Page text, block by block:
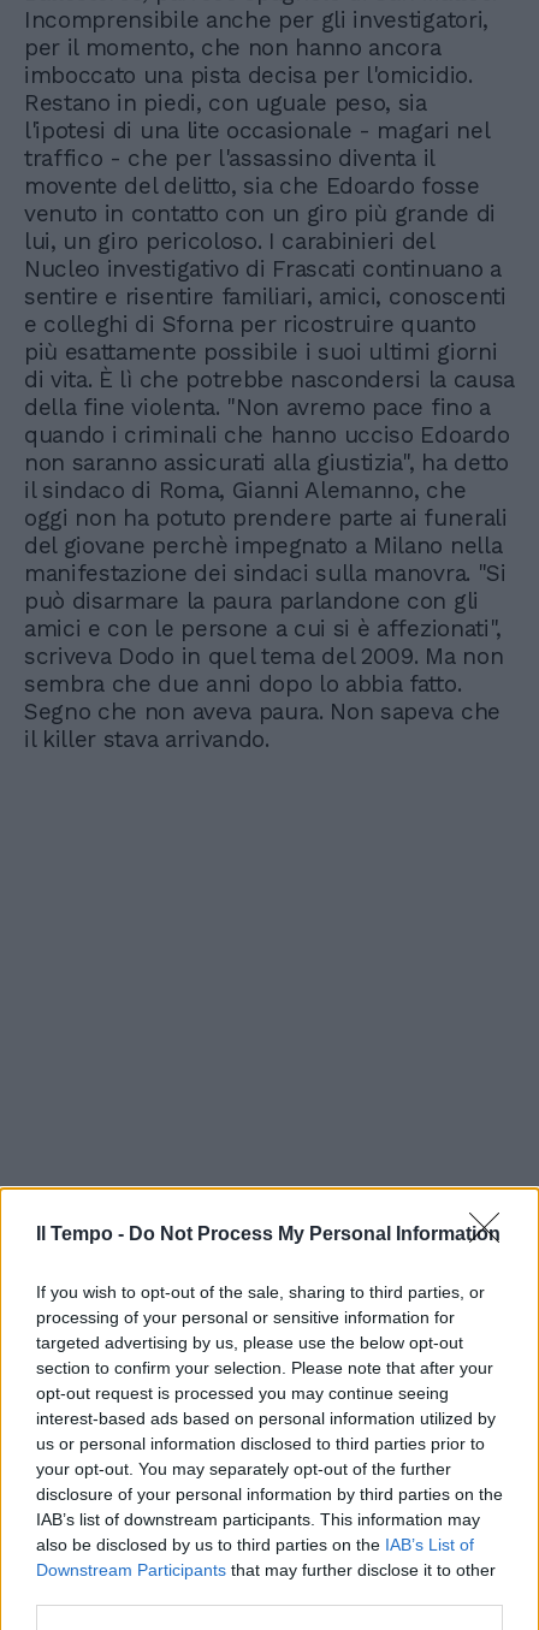
Il Tempo - Do Not Process My Personal Information
If you wish to opt-out of the sale, sharing to third parties, or
processing of your personal or sensitive information for
targeted advertising by us, please use the below opt-out
section to confirm your selection. Please note that after your
opt-out request is processed you may continue seeing
interest-based ads based on personal information utilized by
us or personal information disclosed to third parties prior to
your opt-out. You may separately opt-out of the further
disclosure of your personal information by third parties on the
IAB’s list of downstream participants. This information may
also be disclosed by us to third parties on the IAB’s List of
Downstream Participants that may further disclose it to other
Incomprensibile anche per gli investigatori,
per il momento, che non hanno ancora
imboccato una pista decisa per l'omicidio.
Restano in piedi, con uguale peso, sia
l'ipotesi di una lite occasionale - magari nel
traffico - che per l'assassino diventa il
movente del delitto, sia che Edoardo fosse
venuto in contatto con un giro più grande di
lui, un giro pericoloso. I carabinieri del
Nucleo investigativo di Frascati continuano a
sentire e risentire familiari, amici, conoscenti
e colleghi di Sforna per ricostruire quanto
più esattamente possibile i suoi ultimi giorni
di vita. È lì che potrebbe nascondersi la causa
della fine violenta. "Non avremo pace fino a
quando i criminali che hanno ucciso Edoardo
non saranno assicurati alla giustizia", ha detto
il sindaco di Roma, Gianni Alemanno, che
oggi non ha potuto prendere parte ai funerali
del giovane perchè impegnato a Milano nella
manifestazione dei sindaci sulla manovra. "Si
può disarmare la paura parlandone con gli
amici e con le persone a cui si è affezionati",
scriveva Dodo in quel tema del 2009. Ma non
sembra che due anni dopo lo abbia fatto.
Segno che non aveva paura. Non sapeva che
il killer stava arrivando.
In evidenza